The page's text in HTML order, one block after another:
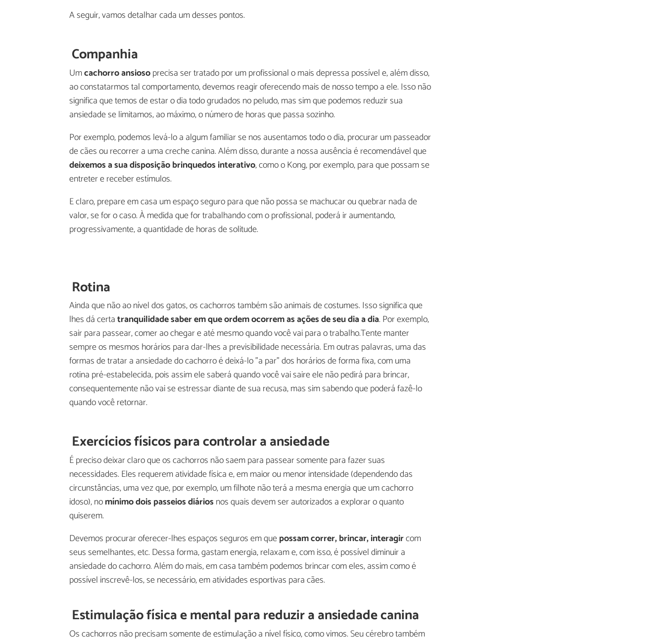
A seguir, vamos detalhar cada um desses pontos.
Companhia
Umcachorro ansiosoprecisa ser tratado por um profissional o mais depressa possível e, além disso,
ao constatarmos tal comportamento, devemos reagir oferecendo mais de nosso tempo a ele. Isso não
significa que temos de estar o dia todo grudados no peludo, mas sim que podemos reduzir sua
ansiedade se limitamos, ao máximo, o número de horas que passa sozinho.
Por exemplo, podemos levá-lo a algum familiar se nos ausentamos todo o dia, procurar um passeador
de cães ou recorrer a uma creche canina. Além disso, durante a nossa ausência é recomendável que
deixemos a sua disposição brinquedos interativo, como o Kong, por exemplo, para que possam se
entreter e receber estímulos.
E claro, prepare em casa um espaço seguro para que não possa se machucar ou quebrar nada de
valor, se for o caso. À medida que for trabalhando com o profissional, poderá ir aumentando,
progressivamente, a quantidade de horas de solitude.
Rotina
Ainda que não ao nível dos gatos, os cachorros também são animais de costumes. Isso significa que
lhes dá certatranquilidade saber em que ordem ocorrem as ações de seu dia a dia. Por exemplo,
sair para passear, comer ao chegar e até mesmo quando você vai para o trabalho.Tente manter
sempre os mesmos horários para dar-lhes a previsibilidade necessária. Em outras palavras, uma das
formas de tratar a ansiedade do cachorro é deixá-lo "a par" dos horários de forma fixa, com uma
rotina pré-estabelecida, pois assim ele saberá quando você vai saire ele não pedirá para brincar,
consequentemente não vai se estressar diante de sua recusa, mas sim sabendo que poderá fazê-lo
quando você retornar.
Exercícios físicos para controlar a ansiedade
É preciso deixar claro que os cachorros não saem para passear somente para fazer suas
necessidades. Eles requerem atividade física e, em maior ou menor intensidade (dependendo das
circunstâncias, uma vez que, por exemplo, um filhote não terá a mesma energia que um cachorro
idoso), nomínimo dois passeios diários nos quais devem ser autorizados a explorar o quanto
quiserem.
Devemos procurar oferecer-lhes espaços seguros em quepossam correr, brincar, interagircom
seus semelhantes, etc. Dessa forma, gastam energia, relaxam e, com isso, é possível diminuir a
ansiedade do cachorro. Além do mais, em casa também podemos brincar com eles, assim como é
possível inscrevê-los, se necessário, em atividades esportivas para cães.
Estimulação física e mental para reduzir a ansiedade canina
Os cachorros não precisam somente de estimulação a nível físico, como vimos. Seu cérebro também